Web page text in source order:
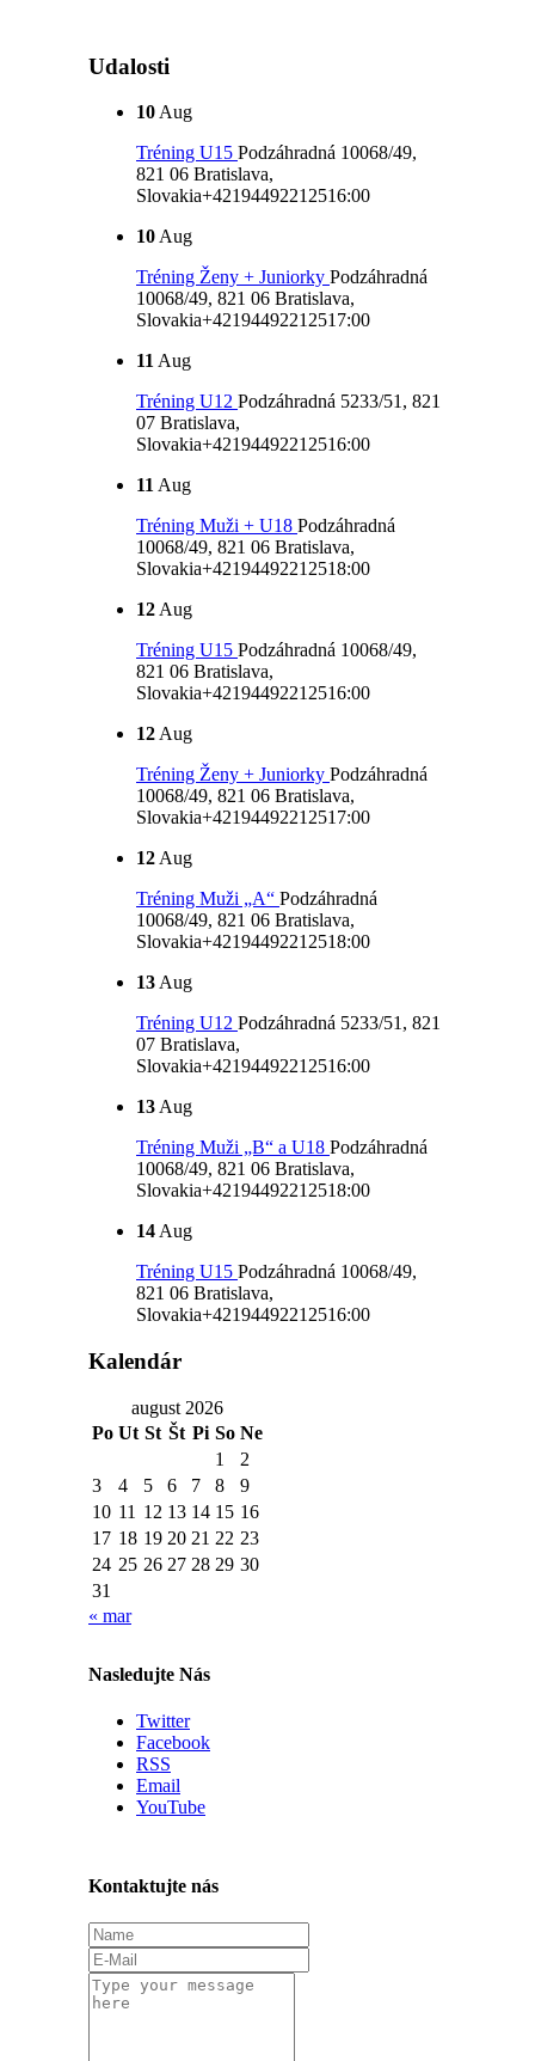
Udalosti
10Aug
Tréning U15 Podzáhradná 10068/49,
821 06 Bratislava,
Slovakia+42194492212516:00
10Aug
Tréning Ženy + Juniorky Podzáhradná
10068/49, 821 06 Bratislava,
Slovakia+42194492212517:00
11Aug
Tréning U12 Podzáhradná 5233/51, 821
07 Bratislava,
Slovakia+42194492212516:00
11Aug
Tréning Muži + U18 Podzáhradná
10068/49, 821 06 Bratislava,
Slovakia+42194492212518:00
12Aug
Tréning U15 Podzáhradná 10068/49,
821 06 Bratislava,
Slovakia+42194492212516:00
12Aug
Tréning Ženy + Juniorky Podzáhradná
10068/49, 821 06 Bratislava,
Slovakia+42194492212517:00
12Aug
Tréning Muži „A“ Podzáhradná
10068/49, 821 06 Bratislava,
Slovakia+42194492212518:00
13Aug
Tréning U12 Podzáhradná 5233/51, 821
07 Bratislava,
Slovakia+42194492212516:00
13Aug
Tréning Muži „B“ a U18 Podzáhradná
10068/49, 821 06 Bratislava,
Slovakia+42194492212518:00
14Aug
Tréning U15 Podzáhradná 10068/49,
821 06 Bratislava,
Slovakia+42194492212516:00
Kalendár
august 2026
Po Ut St Št Pi So Ne
1
2
3
4 5 6 7 8
9
10 11 12 13 14 15 16
17 18 19 20 21 22 23
24 25 26 27 28 29 30
31
« mar
Nasledujte Nás
Twitter
Facebook
RSS
Email
YouTube
Kontaktujte nás